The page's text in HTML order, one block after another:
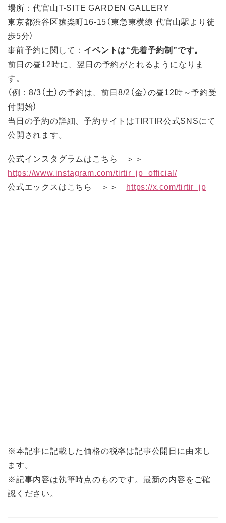
場所：代官山T-SITE GARDEN GALLERY
東京都渋谷区猿楽町16-15（東急東横線 代官山駅より徒
歩5分）
事前予約に関して： イベントは“先着予約制”です。
前日の昼12時に、翌日の予約がとれるようになりま
す。
（例：8/3（土）の予約は、前日8/2（金）の昼12時～予約受
付開始）
当日の予約の詳細、予約サイトはTIRTIR公式SNSにて
公開されます。
公式インスタグラムはこちら ＞＞
https://www.instagram.com/tirtir_jp_official/
公式エックスはこちら ＞＞ https://x.com/tirtir_jp
※本記事に記載した価格の税率は記事公開日に由来し
ます。
※記事内容は執筆時点のものです。最新の内容をご確
認ください。